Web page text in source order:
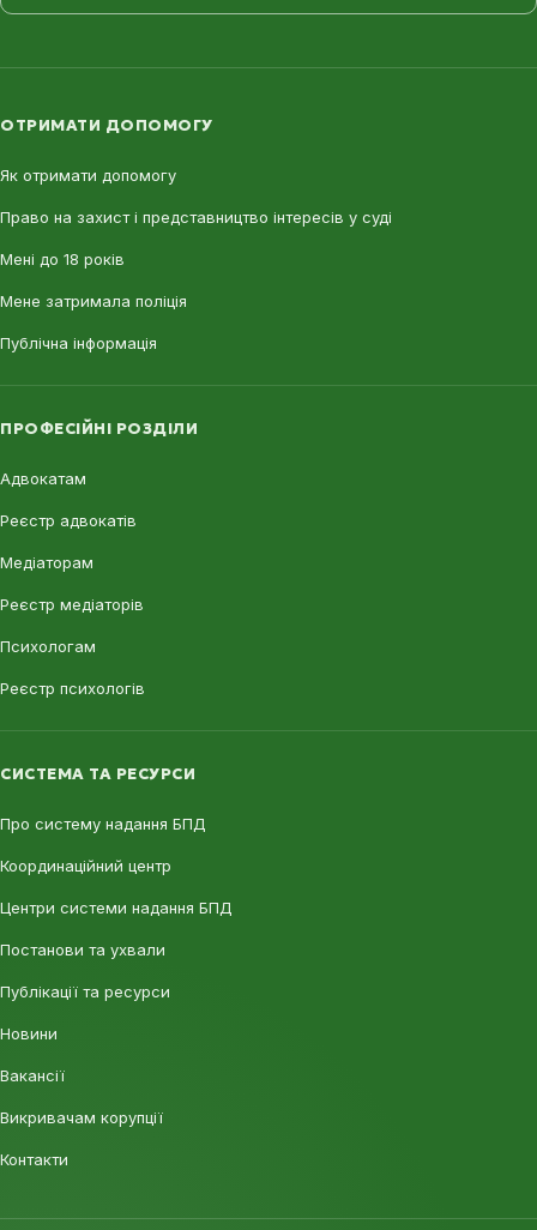
ОТРИМАТИ ДОПОМОГУ
Як отримати допомогу
Право на захист і представництво інтересів у суді
Мені до 18 років
Мене затримала поліція
Публічна інформація
ПРОФЕСІЙНІ РОЗДІЛИ
Адвокатам
Реєстр адвокатів
Медіаторам
Реєстр медіаторів
Психологам
Реєстр психологів
СИСТЕМА ТА РЕСУРСИ
Про систему надання БПД
Координаційний центр
Центри системи надання БПД
Постанови та ухвали
Публікації та ресурси
Новини
Вакансії
Викривачам корупції
Контакти